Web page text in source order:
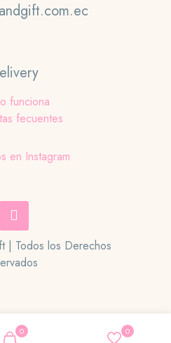
funciona
fecuentes
en Instagram
| Todos los Derechos
0 0